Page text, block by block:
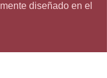
diseñado en el